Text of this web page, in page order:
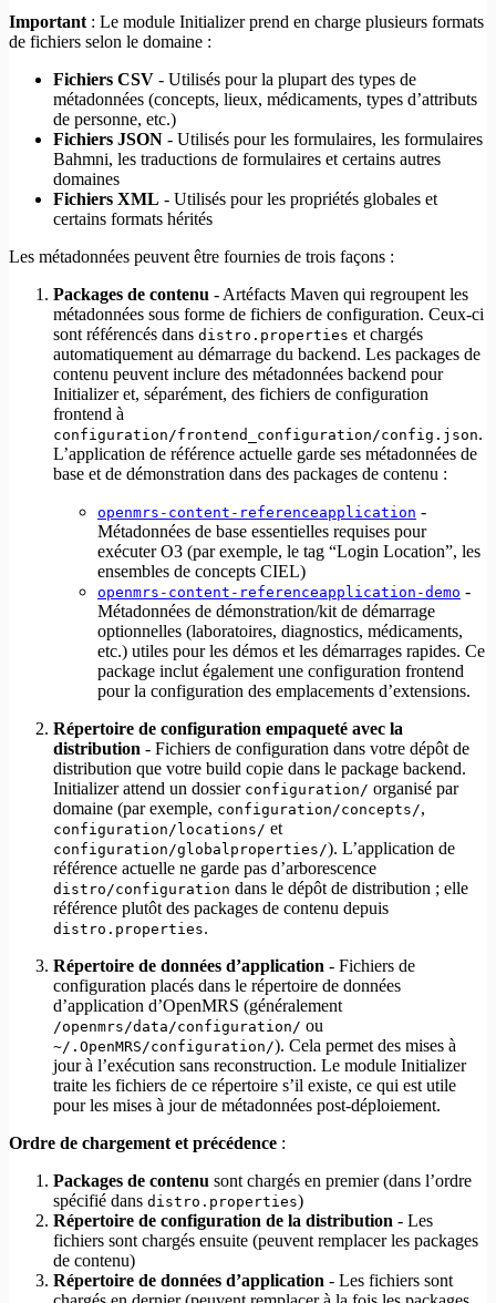
Important : Le module Initializer prend en charge plusieurs formats
de fichiers selon le domaine :
Fichiers CSV - Utilisés pour la plupart des types de
métadonnées (concepts, lieux, médicaments, types d’attributs
de personne, etc.)
Fichiers JSON - Utilisés pour les formulaires, les formulaires
Bahmni, les traductions de formulaires et certains autres
domaines
Fichiers XML - Utilisés pour les propriétés globales et
certains formats hérités
Les métadonnées peuvent être fournies de trois façons :
Packages de contenu - Artéfacts Maven qui regroupent les
métadonnées sous forme de fichiers de configuration. Ceux-ci
sont référencés dans distro.properties et chargés
automatiquement au démarrage du backend. Les packages de
contenu peuvent inclure des métadonnées backend pour
Initializer et, séparément, des fichiers de configuration
frontend à
configuration/frontend_configuration/config.json.
L’application de référence actuelle garde ses métadonnées de
base et de démonstration dans des packages de contenu :
openmrs-content-referenceapplication -
Métadonnées de base essentielles requises pour
exécuter O3 (par exemple, le tag “Login Location”, les
ensembles de concepts CIEL)
openmrs-content-referenceapplication-demo -
Métadonnées de démonstration/kit de démarrage
optionnelles (laboratoires, diagnostics, médicaments,
etc.) utiles pour les démos et les démarrages rapides. Ce
package inclut également une configuration frontend
pour la configuration des emplacements d’extensions.
Répertoire de configuration empaqueté avec la
distribution - Fichiers de configuration dans votre dépôt de
distribution que votre build copie dans le package backend.
Initializer attend un dossier configuration/ organisé par
domaine (par exemple, configuration/concepts/,
configuration/locations/ et
configuration/globalproperties/). L’application de
référence actuelle ne garde pas d’arborescence
distro/configuration dans le dépôt de distribution ; elle
référence plutôt des packages de contenu depuis
distro.properties.
Répertoire de données d’application - Fichiers de
configuration placés dans le répertoire de données
d’application d’OpenMRS (généralement
/openmrs/data/configuration/ ou
~/.OpenMRS/configuration/). Cela permet des mises à
jour à l’exécution sans reconstruction. Le module Initializer
traite les fichiers de ce répertoire s’il existe, ce qui est utile
pour les mises à jour de métadonnées post-déploiement.
Ordre de chargement et précédence :
Packages de contenu sont chargés en premier (dans l’ordre
spécifié dans distro.properties)
Répertoire de configuration de la distribution - Les
fichiers sont chargés ensuite (peuvent remplacer les packages
de contenu)
Répertoire de données d’application - Les fichiers sont